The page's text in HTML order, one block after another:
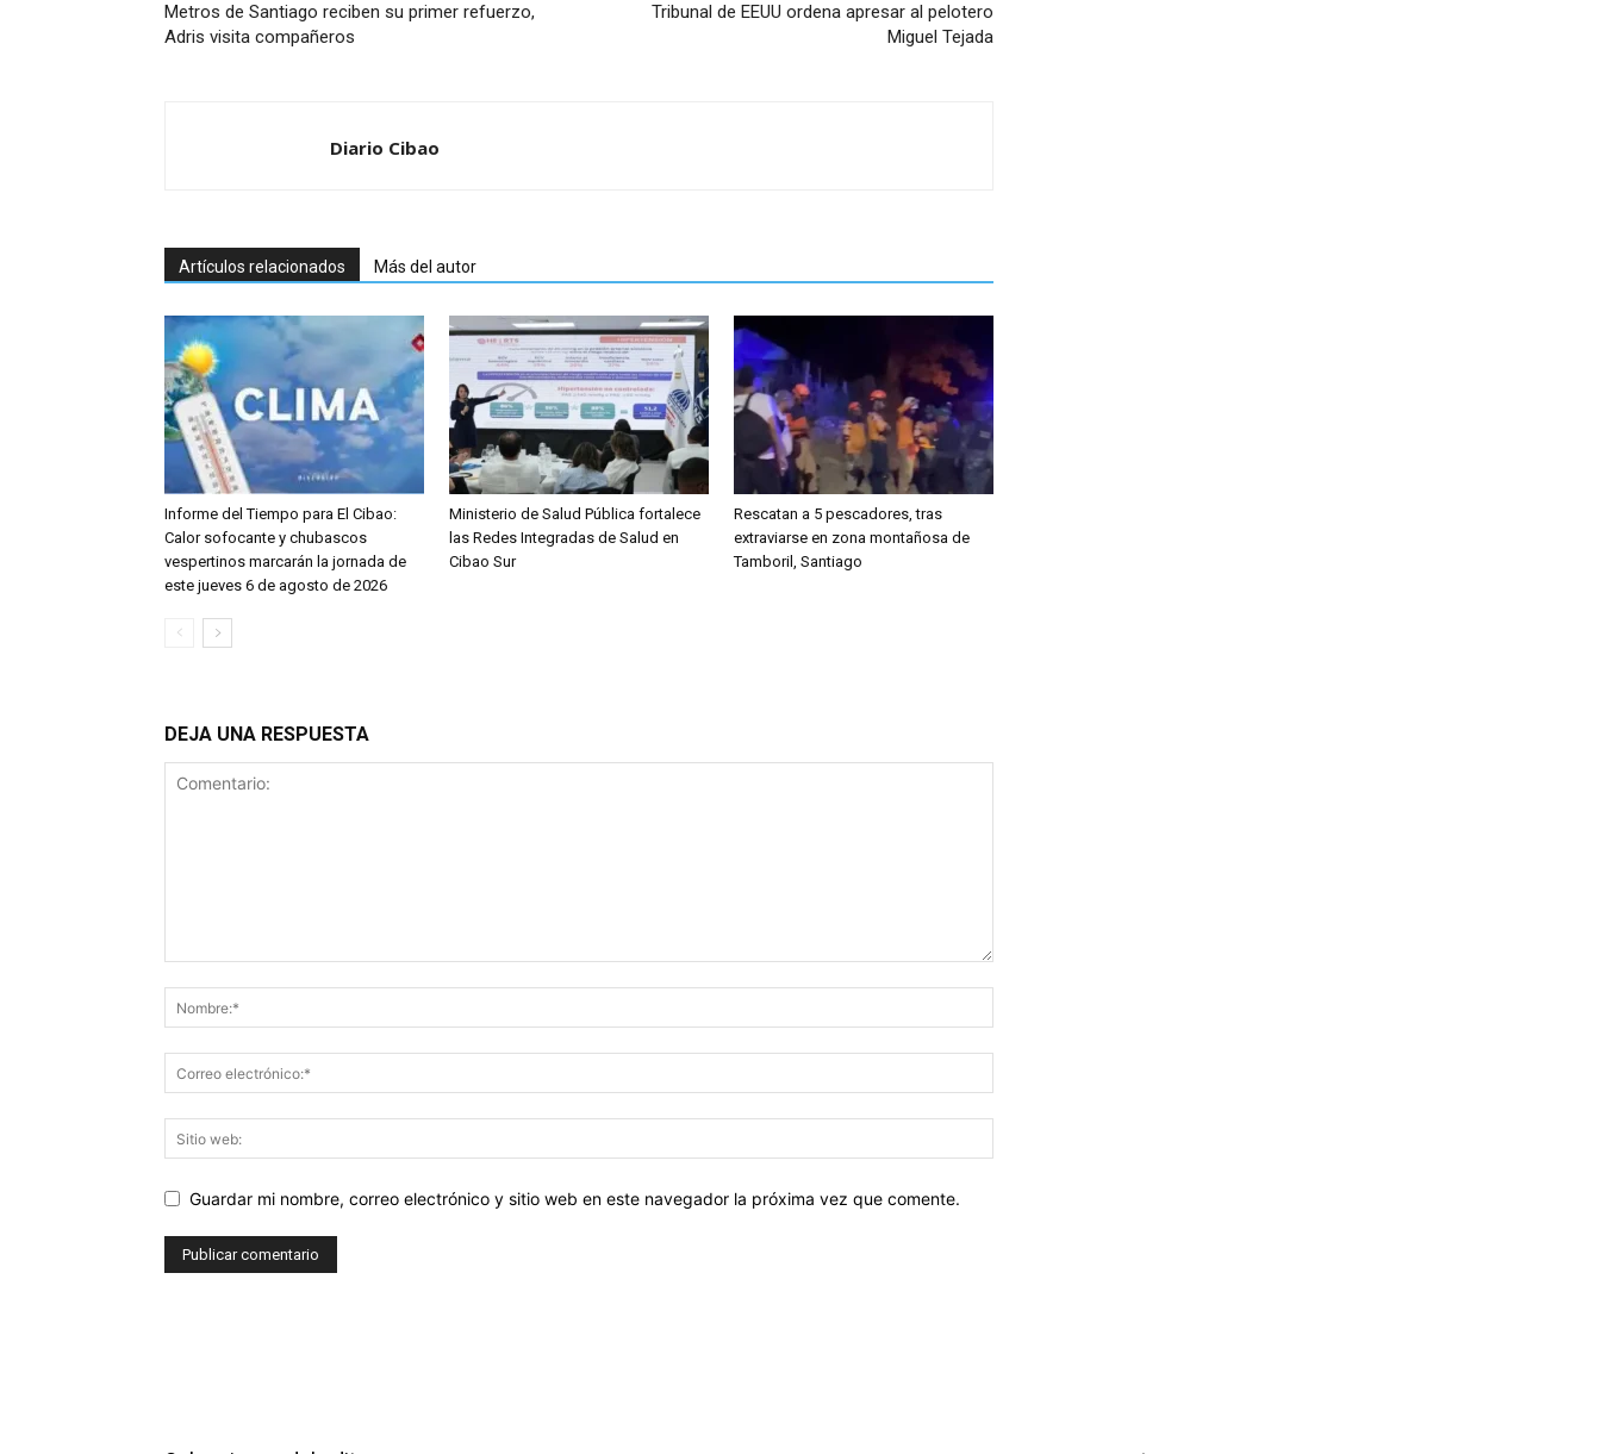
Metros de Santiago reciben su primer refuerzo,
Adris visita compañeros
Tribunal de EEUU ordena apresar al pelotero
Miguel Tejada
Diario Cibao
Artículos relacionados Más del autor
Informe del Tiempo para El Cibao:
Calor sofocante y chubascos
vespertinos marcarán la jornada de
este jueves 6 de agosto de 2026
Ministerio de Salud Pública fortalece
las Redes Integradas de Salud en
Cibao Sur
Rescatan a 5 pescadores, tras
extraviarse en zona montañosa de
Tamboril, Santiago
DEJA UNA RESPUESTA
Guardar mi nombre, correo electrónico y sitio web en este navegador la próxima vez que comente.